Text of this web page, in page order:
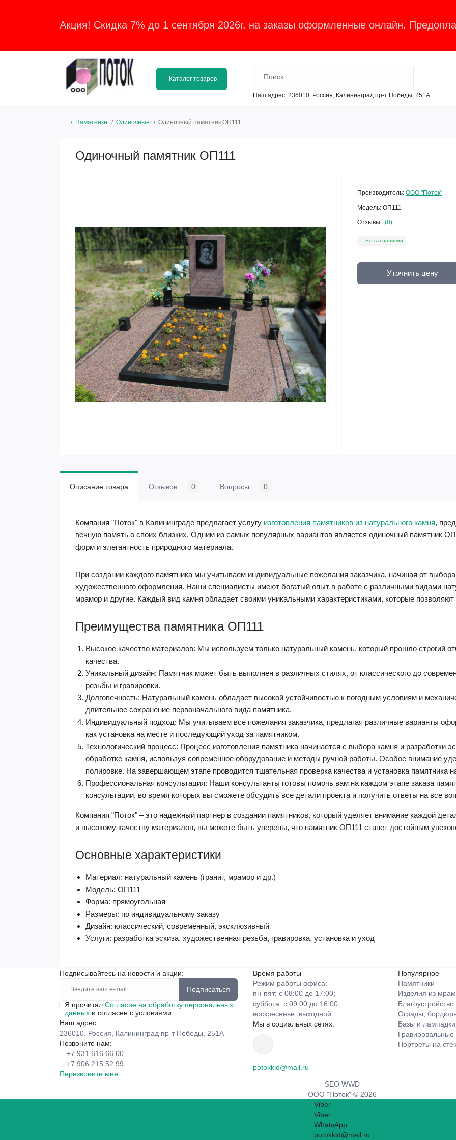
Акция! Скидка 7% до 1 сентября 2026г. на заказы оформленные онлайн.
Каталог товаров
Наш адрес: 236010. Россия, Калининград пр-т Победы, 251А
Памятники Одиночные Одиночный памятник ОП111
Одиночный памятник ОП111
Производитель: ООО "Поток"
Модель: ОП111
Отзывы: (0)
Есть в наличии
Уточнить цену
Описание товара Отзывов 0 Вопросы 0
Компания "Поток" в Калининграде предлагает услугу изготовления памятников из натурального камня,
вечную память о своих близких. Одним из самых популярных вариантов является одиночный памятник
форм и элегантность природного материала.
При создании каждого памятника мы учитываем индивидуальные пожелания заказчика, начиная от
художественного оформления. Наши специалисты имеют богатый опыт в работе с различными видами
мрамор и другие. Каждый вид камня обладает своими уникальными характеристиками, которые
Преимущества памятника ОП111
Высокое качество материалов: Мы используем только натуральный камень, который прошло строгий
качества.
Уникальный дизайн: Памятник может быть выполнен в различных стилях, от классического до
резьбы и гравировки.
Долговечность: Натуральный камень обладает высокой устойчивостью к погодным условиям и
длительное сохранение первоначального вида памятника.
Индивидуальный подход: Мы учитываем все пожелания заказчика, предлагая различные варианты
как установка на месте и последующий уход за памятником.
Технологический процесс: Процесс изготовления памятника начинается с выбора камня и разработки
обработке камня, используя современное оборудование и методы ручной работы. Особое внимание
полировке. На завершающем этапе проводится тщательная проверка качества и установка памятника
Профессиональная консультация: Наши консультанты готовы помочь вам на каждом этапе заказа
консультации, во время которых вы сможете обсудить все детали проекта и получить ответы на все
Компания "Поток" – это надежный партнер в создании памятников, который уделяет внимание каждой
и высокому качеству материалов, вы можете быть уверены, что памятник ОП111 станет достойным
Основные характеристики
Материал: натуральный камень (гранит, мрамор и др.)
Модель: ОП111
Форма: прямоугольная
Размеры: по индивидуальному заказу
Дизайн: классический, современный, эксклюзивный
Услуги: разработка эскиза, художественная резьба, гравировка, установка и уход
Подписывайтесь на новости и акции:
Подписаться
Я прочитал Согласие на обработку персональных
данных и согласен с условиями
Наш адрес:
236010. Россия, Калининград пр-т Победы, 251А
Позвоните нам:
+7 931 616 66 00
+7 906 215 52 99
Перезвоните мне
Время работы
Режим работы офиса:
пн-пят: с 08:00 до 17:00;
суббота: с 09:00 до 16:00;
воскресенье: выходной.
Мы в социальных сетях:
potokkld@mail.ru
Популярное
Памятники
Изделия из
Ограды,
Вазы и лампадки
Портреты на
SEO WWD
ООО "Поток" © 2026
Viber
Viber
WhatsApp
potokkld@mail.ru